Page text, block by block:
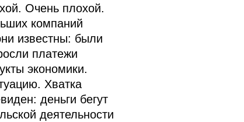
Очень плохой.
компаний
известны: были
платежи
экономики.
Хватка
деньги бегут
деятельности